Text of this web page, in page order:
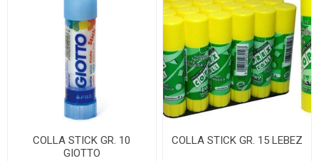
COLLA STICK GR. 10
GIOTTO
COLLA STICK GR. 15 LEBEZ